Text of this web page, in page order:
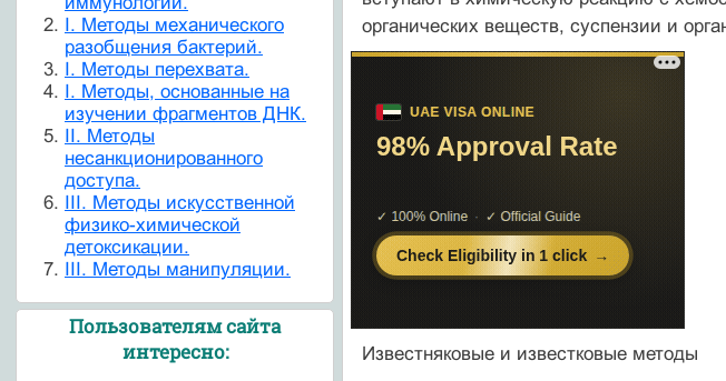
органических веществ, суспензии и
Известняковые и известковые методы
I. Методы механического
разобщения бактерий.
I. Методы перехвата.
I. Методы, основанные на
изучении фрагментов ДНК.
II. Методы
несанкционированного
доступа.
III. Методы искусственной
физико-химической
детоксикации.
III. Методы манипуляции.
Пользователям сайта
интересно: